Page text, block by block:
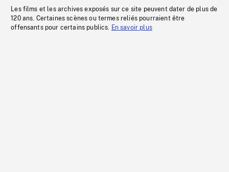
Les films et les archives exposés sur ce site peuvent dater de plus de
120 ans. Certaines scènes ou termes reliés pourraient être
offensants pour certains publics. En savoir plus